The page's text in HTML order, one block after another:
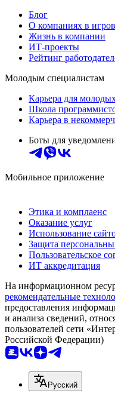
Блог
О компаниях в
Жизнь в компании
ИТ-проекты
Рейтинг
Молодым специалистам
Карьера для
Школа
Карьера в
Боты для
Мобильное приложение
Этика и комплаенс
Оказание услуг
Использование
Защита
Пользовательское
ИТ аккредитация
На информационном
рекомендательные
предоставления
и анализа сведений,
пользователей сети
Российской Федерации)
Русский